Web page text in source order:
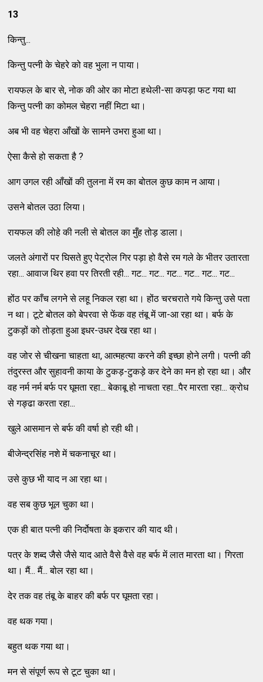
13
किन्तु...
किन्तु पत्नी के चेहरे को वह भुला न पाया।
रायफल के बार से, नोक की ओर का मोटा हथेली-सा कपड़ा फट गया था
किन्तु पत्नी का कोमल चेहरा नहीं मिटा था।
अब भी वह चेहरा आँखों के सामने उभरा हुआ था।
ऐसा कैसे हो सकता है ?
आग उगल रही आँखों की तुलना में रम का बोतल कुछ काम न आया।
उसने बोतल उठा लिया।
रायफल की लोहे की नली से बोतल का मुँह तोड़ डाला।
जलते अंगारों पर घिसते हुए पेट्रोल गिर पड़ा हो वैसे रम गले के भीतर उतारता
रहा... आवाज थिर हवा पर तिरती रही... गट... गट... गट... गट... गट... गट...
होंठ पर काँच लगने से लहू निकल रहा था। होंठ चरचराते गये किन्तु उसे पता
न था। टूटे बोतल को बेपरवा से फेंक वह तंबू में जा-आ रहा था। बर्फ के
टुकड़ों को तोड़ता हुआ इधर-उधर देख रहा था।
वह जोर से चीखना चाहता था, आत्महत्या करने की इच्छा होने लगी। पत्नी की
तंदुरस्त और सुहावनी काया के टुकड़-टुकड़े कर देने का मन हो रहा था। और
वह नर्म नर्म बर्फ पर घूमता रहा... बेकाबू हो नाचता रहा...पैर मारता रहा... क्रोध
से गङ्ढा करता रहा...
खुले आसमान से बर्फ की वर्षा हो रही थी।
बीजेन्द्रसिंह नशे में चकनाचूर था।
उसे कुछ भी याद न आ रहा था।
वह सब कुछ भूल चुका था।
एक ही बात पत्नी की निर्दोषता के इकरार की याद थी।
पत्र के शब्द जैसे जैसे याद आते वैसे वैसे वह बर्फ में लात मारता था। गिरता
था। मैं... मैं... बोल रहा था।
देर तक वह तंबू के बाहर की बर्फ पर घूमता रहा।
वह थक गया।
बहुत थक गया था।
मन से संपूर्ण रूप से टूट चुका था।